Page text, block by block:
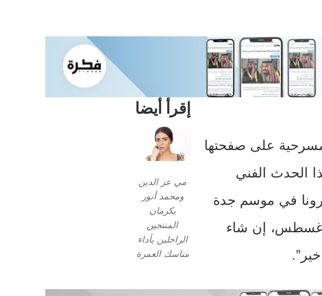
على صفحتها
الحدث الفني
في موسم جدة
سيتي ووك على المسرح العربي من 1 أغسطس، إن شاء
إقرأ أيضا
مي عز الدين
ومحمد أنور
يكرمان
المنتجين
الراحلين بأداء
مناسك العمرة